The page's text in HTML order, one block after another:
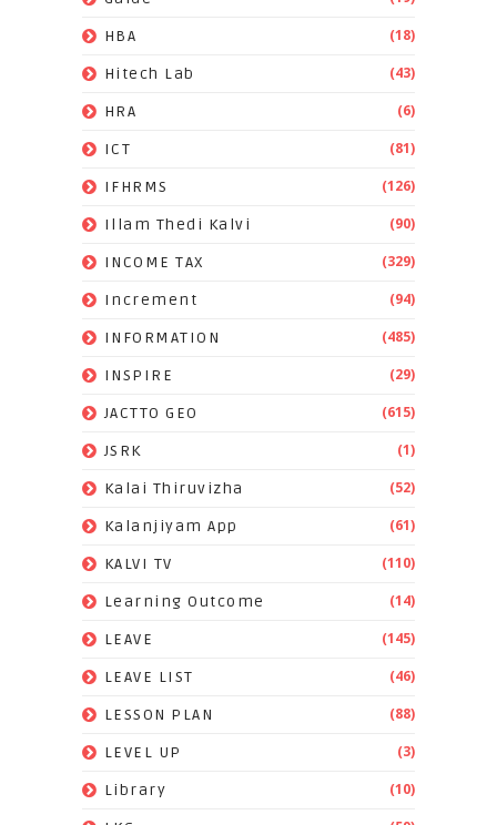
HBA (18)
Hitech Lab (43)
HRA (6)
ICT (81)
IFHRMS (126)
Illam Thedi Kalvi (90)
INCOME TAX (329)
Increment (94)
INFORMATION (485)
INSPIRE (29)
JACTTO GEO (615)
JSRK (1)
Kalai Thiruvizha (52)
Kalanjiyam App (61)
KALVI TV (110)
Learning Outcome (14)
LEAVE (145)
LEAVE LIST (46)
LESSON PLAN (88)
LEVEL UP (3)
Library (10)